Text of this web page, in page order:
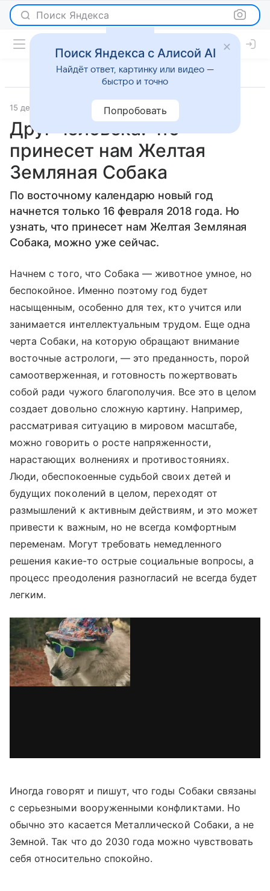
Поиск Яндекса
15 декабря 2017 Гороскопы
Друг человека: что
принесет нам Желтая
Земляная Собака
По восточному календарю новый год
начнется только 16 февраля 2018 года. Но
узнать, что принесет нам Желтая Земляная
Собака, можно уже сейчас.
Начнем с того, что Собака — животное умное, но
беспокойное. Именно поэтому год будет
насыщенным, особенно для тех, кто учится или
занимается интеллектуальным трудом. Еще одна
черта Собаки, на которую обращают внимание
восточные астрологи, — это преданность, порой
самоотверженная, и готовность пожертвовать
собой ради чужого благополучия. Все это в целом
создает довольно сложную картину. Например,
рассматривая ситуацию в мировом масштабе,
можно говорить о росте напряженности,
нарастающих волнениях и противостояниях.
Люди, обеспокоенные судьбой своих детей и
будущих поколений в целом, переходят от
размышлений к активным действиям, и это может
привести к важным, но не всегда комфортным
переменам. Могут требовать немедленного
решения какие-то острые социальные вопросы, а
процесс преодоления разногласий не всегда будет
легким.
Иногда говорят и пишут, что годы Собаки связаны
с серьезными вооруженными конфликтами. Но
обычно это касается Металлической Собаки, а не
Земной. Так что до 2030 года можно чувствовать
себя относительно спокойно.
Поиск Яндекса с Алисой AI
Найдёт ответ, картинку или видео —
быстро и точно
Попробовать